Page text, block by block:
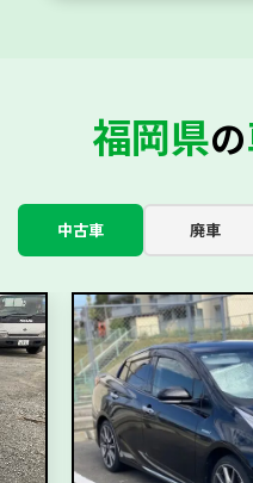
福岡県の
中古車 廃車